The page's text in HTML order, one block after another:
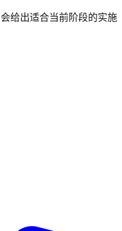
给出适合当前阶段的实施